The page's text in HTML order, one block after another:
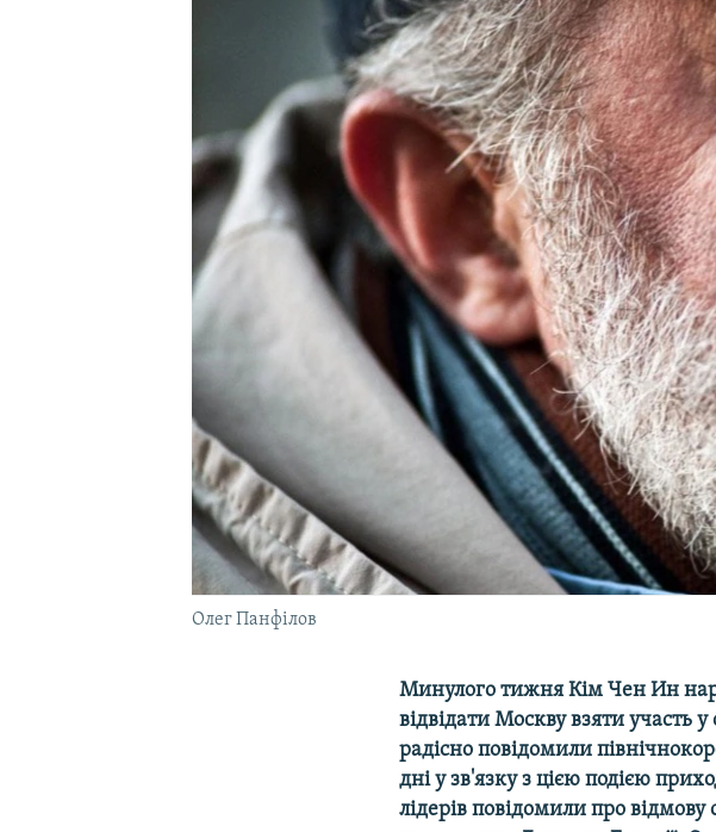
Олег Панфілов
Минулого тижня Кім Чен Ин
відвідати Москву взяти участь
радісно повідомили
дні у зв'язку з цією подією
лідерів повідомили про